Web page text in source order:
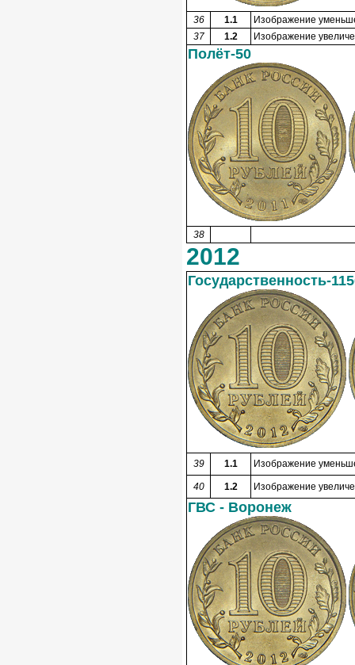
36 1.1
Изображение
37
1.2 Изображение
Полёт-50
38
2012
Государственность-
39 1.1 Изображение
40 1.2 Изображение
ГВС - Воронеж